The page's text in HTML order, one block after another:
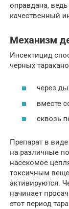
оправдана,
качественный
Механизм
Инсектицид
черных
через
вместе
сквозь
Препарат в
на различные
насекомое
токсичным
активируются.
начинает
этот период